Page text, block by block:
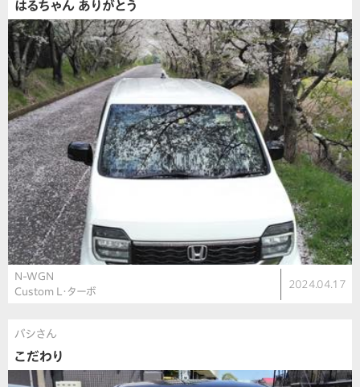
はるちゃん ありがとう
N-WGN
Custom L・ターボ
2024.04.17
バシさん
こだわり